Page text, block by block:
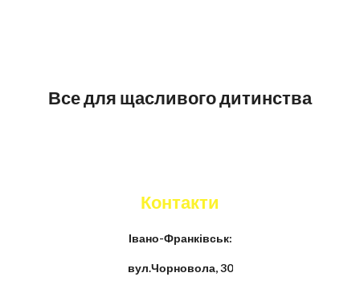
Все для щасливого дитинства
Контакти
Івано-Франківськ:
вул.Чорновола, 30